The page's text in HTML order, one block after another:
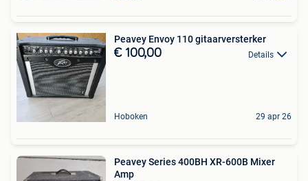
Peavey Envoy 110 gitaarversterker
€ 100,00 Details
Hoboken 29 apr 26
Peavey Series 400BH XR-600B Mixer
Amp